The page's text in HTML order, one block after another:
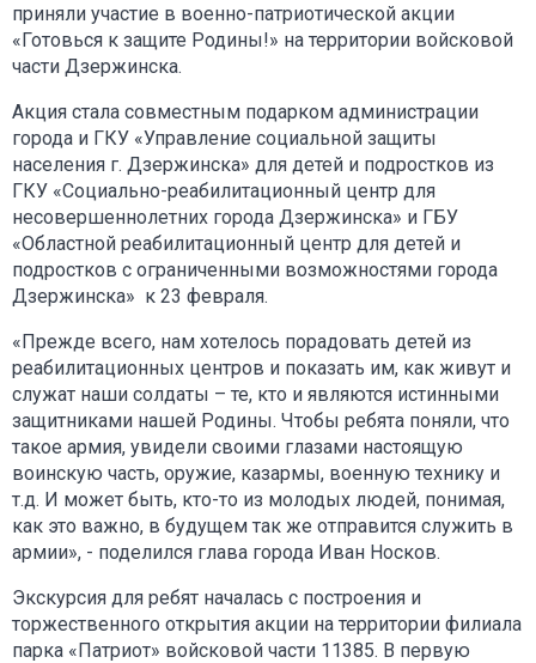
приняли участие в военно-патриотической акции
«Готовься к защите Родины!» на территории войсковой
части Дзержинска.
Акция стала совместным подарком администрации
города и ГКУ «Управление социальной защиты
населения г. Дзержинска» для детей и подростков из
ГКУ «Социально-реабилитационный центр для
несовершеннолетних города Дзержинска» и ГБУ
«Областной реабилитационный центр для детей и
подростков с ограниченными возможностями города
Дзержинска» к 23 февраля.
«Прежде всего, нам хотелось порадовать детей из
реабилитационных центров и показать им, как живут и
служат наши солдаты – те, кто и являются истинными
защитниками нашей Родины. Чтобы ребята поняли, что
такое армия, увидели своими глазами настоящую
воинскую часть, оружие, казармы, военную технику и
т.д. И может быть, кто-то из молодых людей, понимая,
как это важно, в будущем так же отправится служить в
армии», - поделился глава города Иван Носков.
Экскурсия для ребят началась с построения и
торжественного открытия акции на территории филиала
парка «Патриот» войсковой части 11385. В первую